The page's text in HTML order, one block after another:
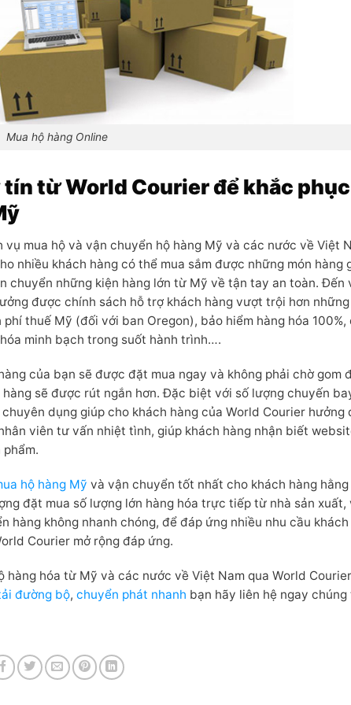
Mua hộ hàng Online
từ World Courier để khắc
mua hộ và vận chuyển hộ hàng Mỹ và các nước về Việt
nhiều khách hàng có thể mua sắm được những món hàng
chuyển những kiện hàng lớn từ Mỹ về tận tay an toàn. Đến
được chính sách hỗ trợ khách hàng vượt trội hơn
thuế Mỹ (đối với ban Oregon), bảo hiểm hàng hóa 100%,
minh bạch trong suốt hành trình….
của bạn sẽ được đặt mua ngay và không phải chờ gom
sẽ được rút ngắn hơn. Đặc biệt với số lượng chuyến
dụng giúp cho khách hàng của World Courier hưởng
viên tư vấn nhiệt tình, giúp khách hàng nhận biết
hộ hàng Mỹ và vận chuyển tốt nhất cho khách hàng hằng
đặt mua số lượng lớn hàng hóa trực tiếp từ nhà sản xuất,
hàng không nhanh chóng, để đáp ứng nhiều nhu cầu khách
Courier mở rộng đáp ứng.
hóa từ Mỹ và các nước về Việt Nam qua World
đường bộ, chuyển phát nhanh bạn hãy liên hệ ngay chúng